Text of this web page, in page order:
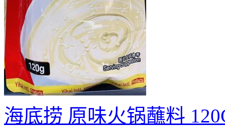
海底捞 原味火锅蘸料